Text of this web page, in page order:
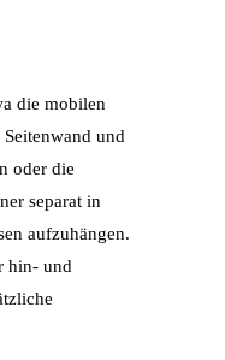
die mobilen
und
oder die
separat in
aufzuhängen.
hin- und